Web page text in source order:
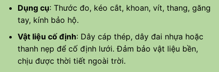
Dụng cụ: Thước đo, kéo cắt, khoan, vít, thang, găng
tay, kính bảo hộ.
Vật liệu cố định: Dây cáp thép, dây đai nhựa hoặc
thanh nẹp để cố định lưới. Đảm bảo vật liệu bền,
chịu được thời tiết ngoài trời.